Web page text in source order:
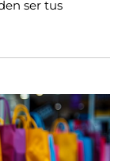
ser tus